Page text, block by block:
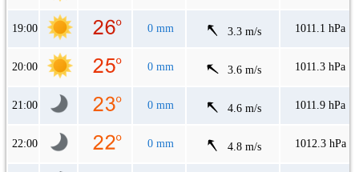
19:00 0 mm 3.3 m/s 1011.1 hPa
20:00 0 mm 3.6 m/s 1011.3 hPa
21:00 0 mm 4.6 m/s 1011.9 hPa
22:00 0 mm 4.8 m/s 1012.3 hPa